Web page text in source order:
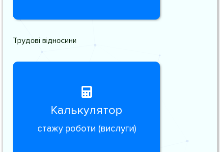
Трудові відносини
Калькулятор
стажу роботи (вислуги)